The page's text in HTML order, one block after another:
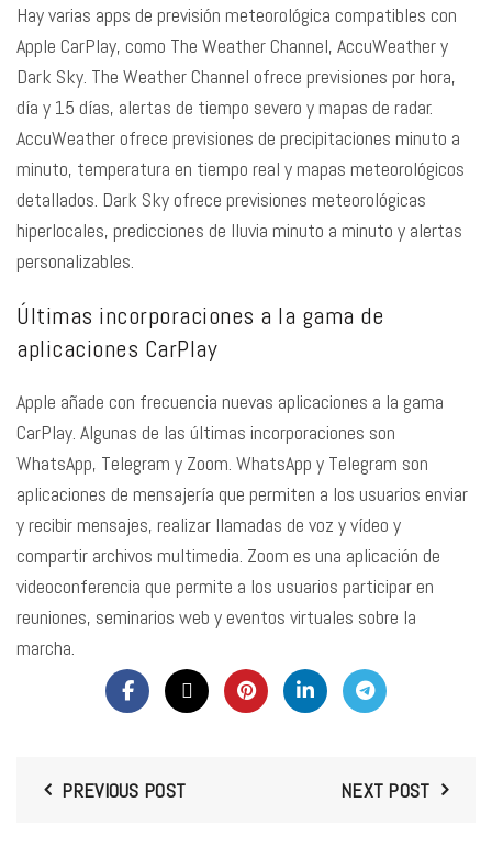
Hay varias apps de previsión meteorológica compatibles con
Apple CarPlay, como The Weather Channel, AccuWeather y
Dark Sky. The Weather Channel ofrece previsiones por hora,
día y 15 días, alertas de tiempo severo y mapas de radar.
AccuWeather ofrece previsiones de precipitaciones minuto a
minuto, temperatura en tiempo real y mapas meteorológicos
detallados. Dark Sky ofrece previsiones meteorológicas
hiperlocales, predicciones de lluvia minuto a minuto y alertas
personalizables.
Últimas incorporaciones a la gama de
aplicaciones CarPlay
Apple añade con frecuencia nuevas aplicaciones a la gama
CarPlay. Algunas de las últimas incorporaciones son
WhatsApp, Telegram y Zoom. WhatsApp y Telegram son
aplicaciones de mensajería que permiten a los usuarios enviar
y recibir mensajes, realizar llamadas de voz y vídeo y
compartir archivos multimedia. Zoom es una aplicación de
videoconferencia que permite a los usuarios participar en
reuniones, seminarios web y eventos virtuales sobre la
marcha.
PREVIOUS POST NEXT POST